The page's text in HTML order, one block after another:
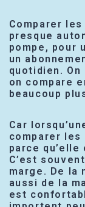
Comparer
presque
pompe, pour
un
quotidien.
on compare
beaucoup
Car
comparer les
parce
C’est
marge. De la
aussi de la
est